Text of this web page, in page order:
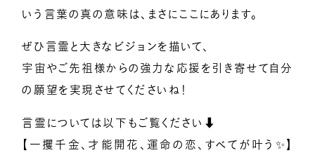
いう言葉の真の意味は、まさにここにあります。
ぜひ言霊と大きなビジョンを描いて、
宇宙やご先祖様からの強力な応援を引き寄せて自分
の願望を実現させてくださいね！
言霊については以下もご覧ください⬇️
【一攫千金、才能開花、運命の恋、すべてが叶う✨】